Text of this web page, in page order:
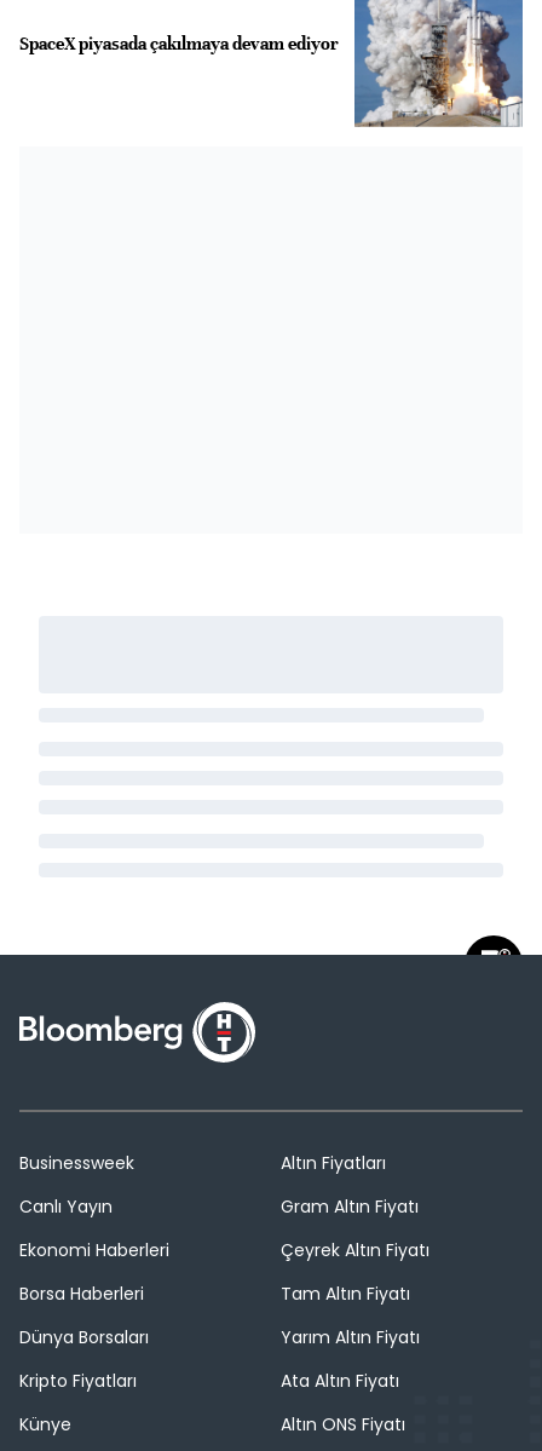
SpaceX piyasada çakılmaya devam ediyor
Businessweek
Canlı Yayın
Ekonomi Haberleri
Borsa Haberleri
Dünya Borsaları
Kripto Fiyatları
Künye
Altın Fiyatları
Gram Altın Fiyatı
Çeyrek Altın Fiyatı
Tam Altın Fiyatı
Yarım Altın Fiyatı
Ata Altın Fiyatı
Altın ONS Fiyatı